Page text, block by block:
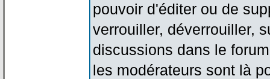
pouvoir d'éditer ou de
verrouiller, déverrouiller,
discussions dans le
les modérateurs sont là